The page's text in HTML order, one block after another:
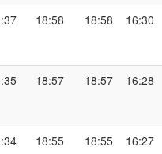
18:58
18:58
20:37
18:57
18:57
20:35
18:55
18:55
20:34